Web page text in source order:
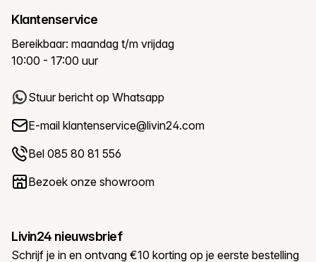
Klantenservice
Bereikbaar: maandag t/m vrijdag
10:00 - 17:00 uur
Stuur bericht op Whatsapp
E-mail klantenservice@livin24.com
Bel 085 80 81 556
Bezoek onze showroom
Livin24 nieuwsbrief
Schrijf je in en ontvang €10 korting op je eerste bestelling